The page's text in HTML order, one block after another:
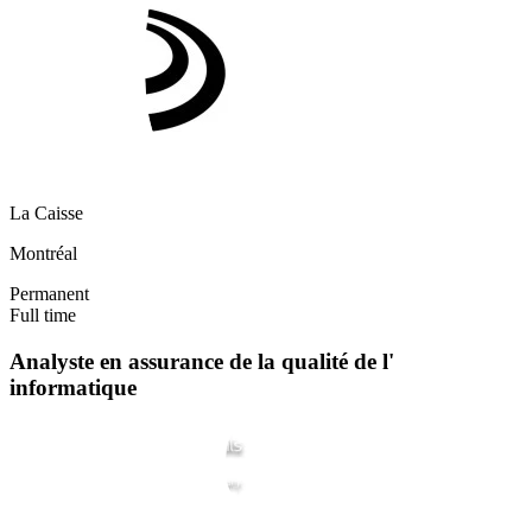
La Caisse
Montréal
Permanent
Full time
Analyste en assurance de la qualité de l'
informatique